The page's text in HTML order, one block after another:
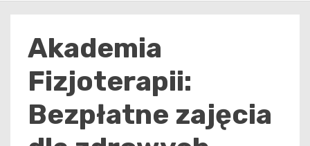
Akademia
Fizjoterapii:
Bezpłatne zajęcia